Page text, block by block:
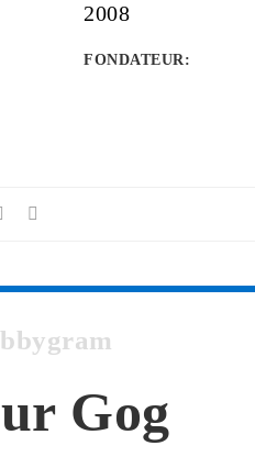
2008
FONDATEUR:
Gog